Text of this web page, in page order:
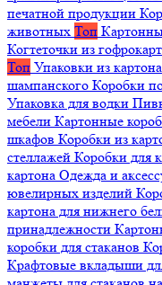
печатной продукции
животных Топ
Когтеточки из
Топ Упаковки из
шампанского Коробки
Упаковка для водки
мебели Картонные
шкафов Коробки из
стеллажей Коробки для
картона Одежда и
ювелирных изделий
картона для нижнего
принадлежности
коробки для стаканов
Крафтовые вкладыши